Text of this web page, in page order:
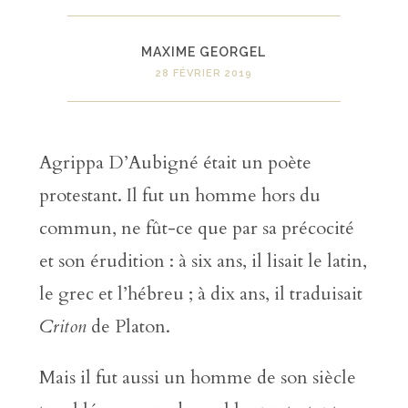
MAXIME GEORGEL
28 FÉVRIER 2019
Agrippa D’Aubigné était un poète
protestant. Il fut un homme hors du
commun, ne fût-ce que par sa précocité
et son érudition : à six ans, il lisait le latin,
le grec et l’hébreu ; à dix ans, il traduisait
Critonde Platon.
Mais il fut aussi un homme de son siècle